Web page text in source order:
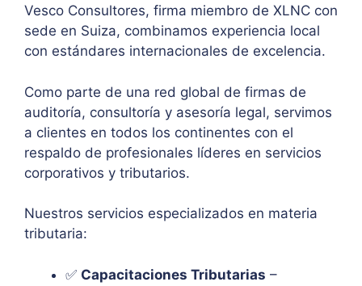
Vesco Consultores, firma miembro de XLNC con
sede en Suiza, combinamos experiencia local
con estándares internacionales de excelencia.
Como parte de una red global de firmas de
auditoría, consultoría y asesoría legal, servimos
a clientes en todos los continentes con el
respaldo de profesionales líderes en servicios
corporativos y tributarios.
Nuestros servicios especializados en materia
tributaria:
✅ Capacitaciones Tributarias –